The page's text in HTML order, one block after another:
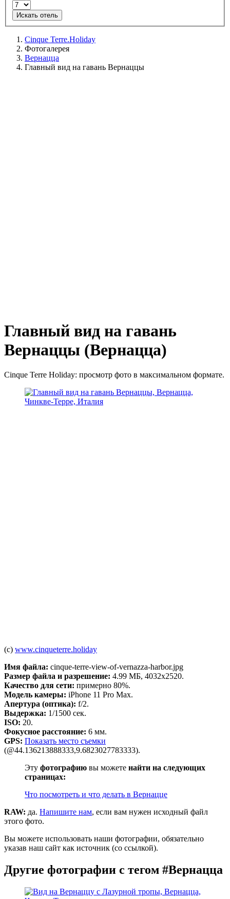
Искать отель
Cinque Terre.Holiday
Фотогалерея
Вернацца
Главный вид на гавань Вернаццы
Главный вид на гавань
Вернаццы (Вернацца)
Cinque Terre Holiday: просмотр фото в максимальном формате.
(c) www.cinqueterre.holiday
Имя файла: cinque-terre-view-of-vernazza-harbor.jpg
Размер файла и разрешение: 4.99 МБ, 4032x2520.
Качество для сети: примерно 80%.
Модель камеры: iPhone 11 Pro Max.
Апертура (оптика): f/2.
Выдержка: 1/1500 сек.
ISO: 20.
Фокусное расстояние: 6 мм.
GPS: Показать место съемки
(@44.136213888333,9.6823027783333).
Эту фотографию вы можете найти на следующих
страницах:
Что посмотреть и что делать в Вернацце
RAW: да. Напишите нам, если вам нужен исходный файл
этого фото.
Вы можете использовать наши фотографии, обязательно
указав наш сайт как источник (со ссылкой).
Другие фотографии с тегом #Вернацца